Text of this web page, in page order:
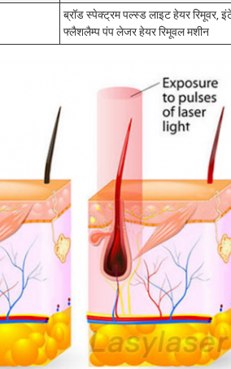
ब्रॉड स्पेक्ट्रम पल्स्ड लाइट हेयर रिमूवर,
फ्लैशलैम्प पंप लेजर हेयर रिमूवल मशीन